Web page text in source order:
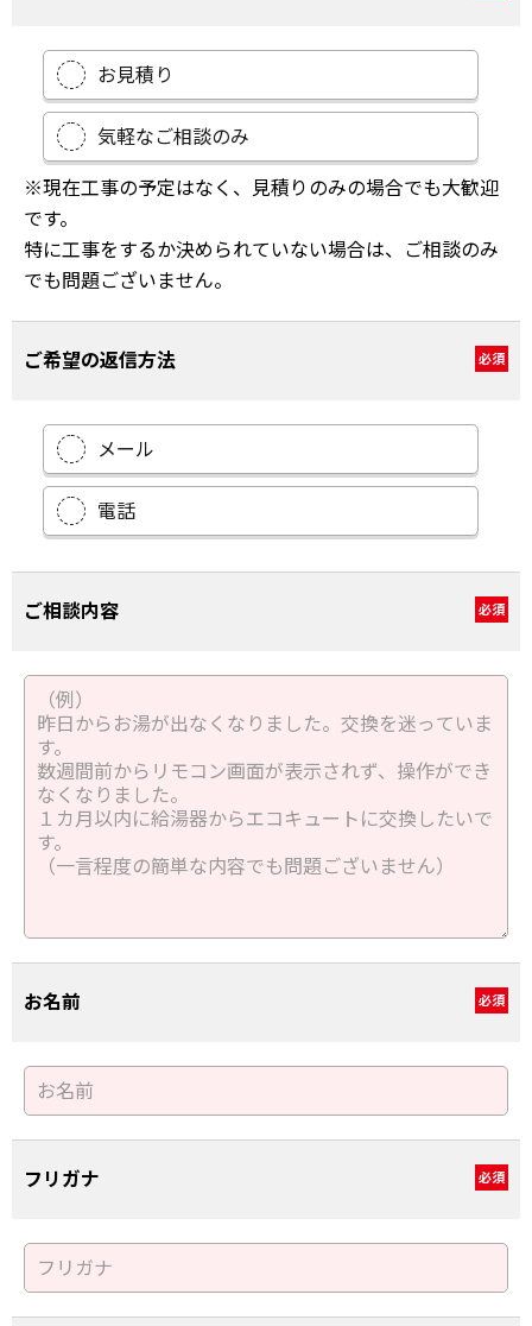
お見積り
気軽なご相談のみ
※現在工事の予定はなく、見積りのみの場合でも大歓迎
です。
特に工事をするか決められていない場合は、ご相談のみ
でも問題ございません。
ご希望の返信方法 必須
メール
電話
ご相談内容 必須
お名前 必須
フリガナ 必須